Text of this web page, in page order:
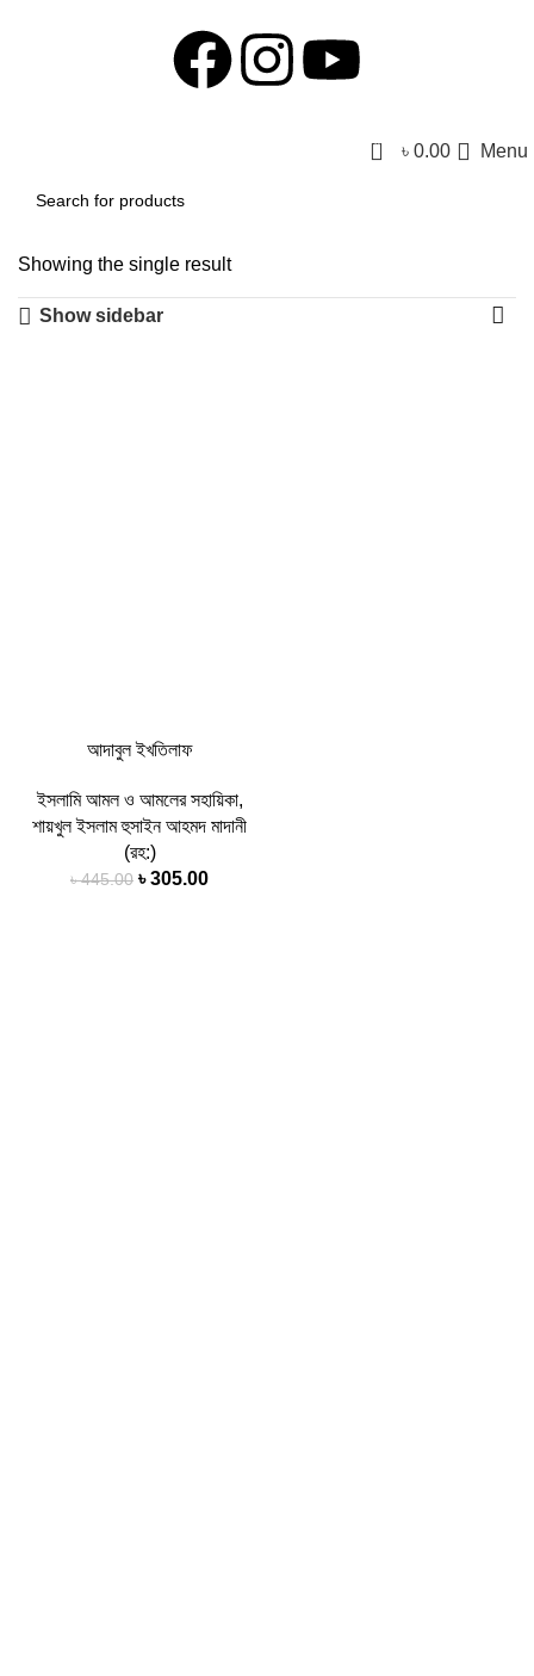
0 ৳ 0.00 Menu
Showing the single result
Show sidebar
আদাবুল ইখতিলাফ
ইসলামি আমল ও আমলের সহায়িকা,
শায়খুল ইসলাম হুসাইন আহমদ মাদানী
(রহ:)
৳445.00 ৳305.00